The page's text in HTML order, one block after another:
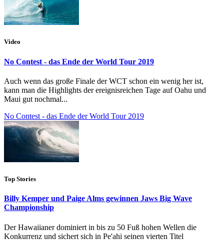
Video
No Contest - das Ende der World Tour 2019
Auch wenn das große Finale der WCT schon ein wenig her ist,
kann man die Highlights der ereignisreichen Tage auf Oahu und
Maui gut nochmal...
No Contest - das Ende der World Tour 2019
Top Stories
Billy Kemper und Paige Alms gewinnen Jaws Big Wave
Championship
Der Hawaiianer dominiert in bis zu 50 Fuß hohen Wellen die
Konkurrenz und sichert sich in Pe'ahi seinen vierten Titel